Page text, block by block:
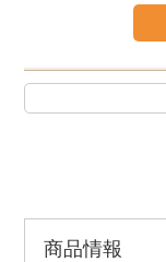
商品情報